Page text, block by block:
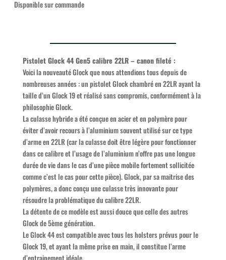
Disponible sur commande
Pistolet Glock 44 Gen5 calibre 22LR – canon fileté :
Voici la nouveauté Glock que nous attendions tous depuis de
nombreuses années : un pistolet Glock chambré en 22LR ayant la
taille d’un Glock 19 et réalisé sans compromis, conformément à la
philosophie Glock.
La culasse hybride a été conçue en acier et en polymère pour
éviter d’avoir recours à l’aluminium souvent utilisé sur ce type
d’arme en 22LR (car la culasse doit être légère pour fonctionner
dans ce calibre et l’usage de l’aluminium n’offre pas une longue
durée de vie dans le cas d’une pièce mobile fortement sollicitée
comme c’est le cas pour cette pièce). Glock, par sa maitrise des
polymères, a donc conçu une culasse très innovante pour
résoudre la problématique du calibre 22LR.
La détente de ce modèle est aussi douce que celle des autres
Glock de 5ème génération.
Le Glock 44 est compatible avec tous les holsters prévus pour le
Glock 19, et ayant la même prise en main, il constitue l’arme
d’entrainement idéale.